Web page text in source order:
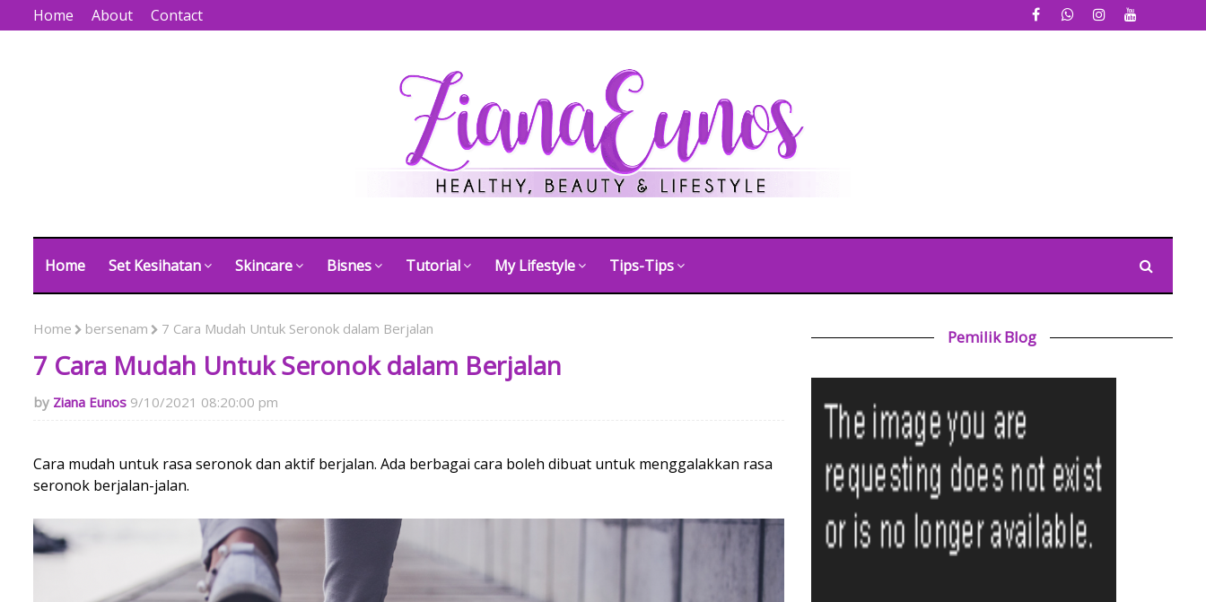
Home About Contact
Home Set Kesihatan Skincare Bisnes Tutorial My Lifestyle Tips-Tips
Home bersenam 7 Cara Mudah Untuk Seronok dalam Berjalan
7 Cara Mudah Untuk Seronok dalam Berjalan
Ziana Eunos 9/10/2021 08:20:00 pm
Cara mudah untuk rasa seronok dan aktif berjalan. Ada berbagai cara boleh dibuat untuk menggalakkan rasa
seronok berjalan-jalan.
Pemilik Blog